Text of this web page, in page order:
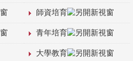
師資培育
青年培育
大學教育